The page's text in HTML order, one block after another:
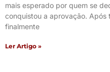
mais esperado por quem se
conquistou a aprovação. Após
finalmente
Ler Artigo »